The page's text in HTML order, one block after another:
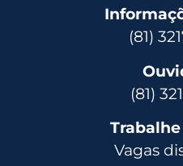
(81)
(81)
Vagas